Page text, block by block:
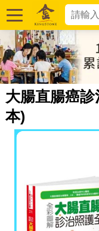
大腸直腸癌
本)